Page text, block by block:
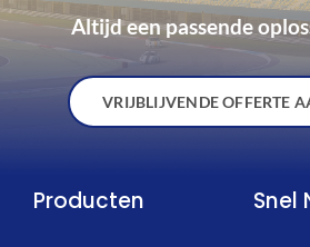
Altijd een passende
VRIJBLIJVENDE OFFERTE
Producten Snel